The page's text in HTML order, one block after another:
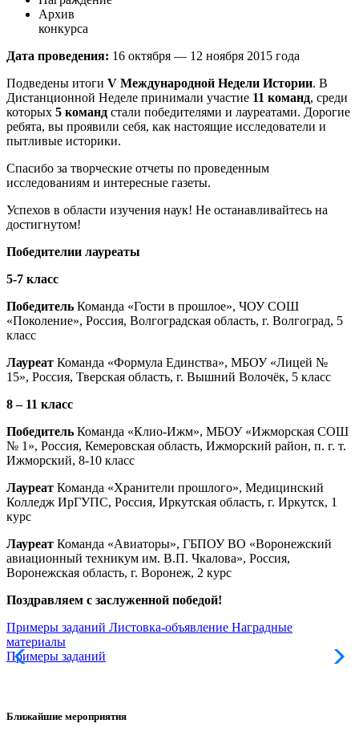
Архив
конкурса
Дата проведения: 16 октября — 12 ноября 2015 года
Подведены итоги V Международной Недели Истории. В
Дистанционной Неделе принимали участие 11 команд, среди
которых 5 команд стали победителями и лауреатами. Дорогие
ребята, вы проявили себя, как настоящие исследователи и
пытливые историки.
Спасибо за творческие отчеты по проведенным
исследованиям и интересные газеты.
Успехов в области изучения наук! Не останавливайтесь на
достигнутом!
Победителии лауреаты
5-7 класс
Победитель Команда «Гости в прошлое», ЧОУ СОШ
«Поколение», Россия, Волгоградская область, г. Волгоград, 5
класс
Лауреат Команда «Формула Единства», МБОУ «Лицей №
15», Россия, Тверская область, г. Вышний Волочёк, 5 класс
8 – 11 класс
Победитель Команда «Клио-Ижм», МБОУ «Ижморская СОШ
№ 1», Россия, Кемеровская область, Ижморский район, п. г. т.
Ижморский, 8-10 класс
Лауреат Команда «Хранители прошлого», Медицинский
Колледж ИрГУПС, Россия, Иркутская область, г. Иркутск, 1
курс
Лауреат Команда «Авиаторы», ГБПОУ ВО «Воронежский
авиационный техникум им. В.П. Чкалова», Россия,
Воронежская область, г. Воронеж, 2 курс
Поздравляем с заслуженной победой!
Примеры заданий Листовка-объявление Наградные
материалы
Примеры заданий
Ближайшие мероприятия